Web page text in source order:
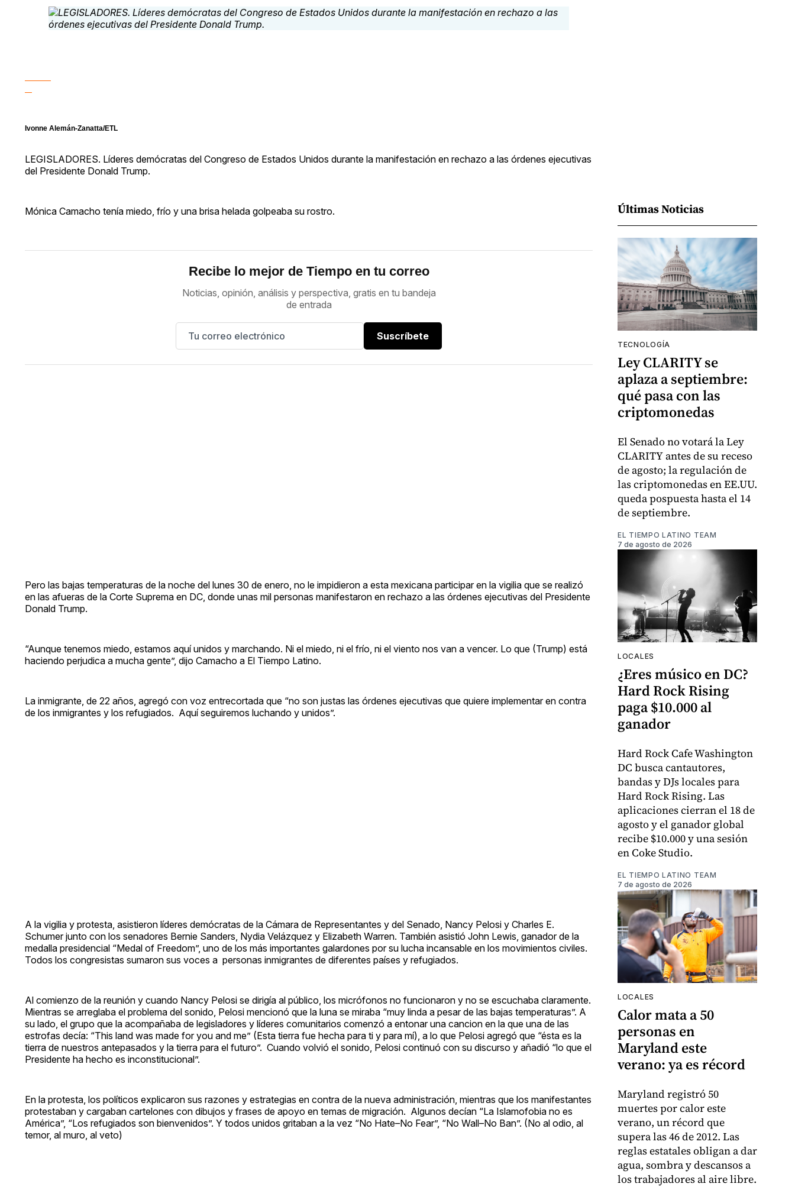
Ivonne Alemán-Zanatta/ETL
LEGISLADORES. Líderes demócratas del Congreso de Estados Unidos durante la manifestación en rechazo a las órdenes ejecutivas
del Presidente Donald Trump.
Mónica Camacho tenía miedo, frío y una brisa helada golpeaba su rostro.
Recibe lo mejor de Tiempo en tu correo
Noticias, opinión, análisis y perspectiva, gratis en tu bandeja
de entrada
Suscríbete
Pero las bajas temperaturas de la noche del lunes 30 de enero, no le impidieron a esta mexicana participar en la vigilia que se realizó
en las afueras de la Corte Suprema en DC, donde unas mil personas manifestaron en rechazo a las órdenes ejecutivas del Presidente
Donald Trump.
“Aunque tenemos miedo, estamos aquí unidos y marchando. Ni el miedo, ni el frío, ni el viento nos van a vencer. Lo que (Trump) está
haciendo perjudica a mucha gente”, dijo Camacho a El Tiempo Latino.
La inmigrante, de 22 años, agregó con voz entrecortada que “no son justas las órdenes ejecutivas que quiere implementar en contra
de los inmigrantes y los refugiados. Aquí seguiremos luchando y unidos”.
A la vigilia y protesta, asistieron líderes demócratas de la Cámara de Representantes y del Senado, Nancy Pelosi y Charles E.
Schumer junto con los senadores Bernie Sanders, Nydia Velázquez y Elizabeth Warren. También asistió John Lewis, ganador de la
medalla presidencial “Medal of Freedom”, uno de los más importantes galardones por su lucha incansable en los movimientos civiles.
Todos los congresistas sumaron sus voces a personas inmigrantes de diferentes países y refugiados.
Al comienzo de la reunión y cuando Nancy Pelosi se dirigía al público, los micrófonos no funcionaron y no se escuchaba claramente.
Mientras se arreglaba el problema del sonido, Pelosi mencionó que la luna se miraba “muy linda a pesar de las bajas temperaturas”. A
su lado, el grupo que la acompañaba de legisladores y líderes comunitarios comenzó a entonar una cancion en la que una de las
estrofas decía: “This land was made for you and me” (Esta tierra fue hecha para ti y para mí), a lo que Pelosi agregó que “ésta es la
tierra de nuestros antepasados y la tierra para el futuro”. Cuando volvió el sonido, Pelosi continuó con su discurso y añadió “lo que el
Presidente ha hecho es inconstitucional”.
En la protesta, los políticos explicaron sus razones y estrategias en contra de la nueva administración, mientras que los manifestantes
protestaban y cargaban cartelones con dibujos y frases de apoyo en temas de migración. Algunos decían “La Islamofobia no es
América”, “Los refugiados son bienvenidos”. Y todos unidos gritaban a la vez “No Hate–No Fear”, “No Wall–No Ban”. (No al odio, al
temor, al muro, al veto)
Últimas Noticias
TECNOLOGÍA
Ley CLARITY se
aplaza a septiembre:
qué pasa con las
criptomonedas
El Senado no votará la Ley
CLARITY antes de su receso
de agosto; la regulación de
las criptomonedas en EE.UU.
queda pospuesta hasta el 14
de septiembre.
EL TIEMPO LATINO TEAM
7 de agosto de 2026
LOCALES
¿Eres músico en DC?
Hard Rock Rising
paga $10.000 al
ganador
Hard Rock Cafe Washington
DC busca cantautores,
bandas y DJs locales para
Hard Rock Rising. Las
aplicaciones cierran el 18 de
agosto y el ganador global
recibe $10.000 y una sesión
en Coke Studio.
EL TIEMPO LATINO TEAM
7 de agosto de 2026
LOCALES
Calor mata a 50
personas en
Maryland este
verano: ya es récord
Maryland registró 50
muertes por calor este
verano, un récord que
supera las 46 de 2012. Las
reglas estatales obligan a dar
agua, sombra y descansos a
los trabajadores al aire libre.